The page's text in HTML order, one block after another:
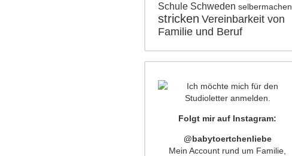
Schule Schweden selbermachen
stricken Vereinbarkeit von
Familie und Beruf
Folgt mir auf Instagram:
@babytoertchenliebe
Mein Account rund um Familie,